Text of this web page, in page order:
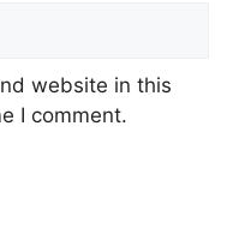
website in this
I comment.